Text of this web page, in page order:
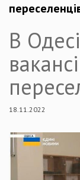
В
18.11.2022